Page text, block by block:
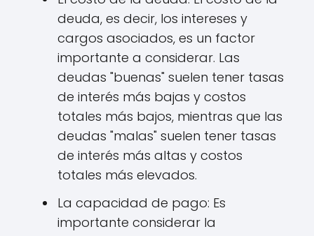
deuda, es decir, los intereses y
cargos asociados, es un factor
importante a considerar. Las
deudas "buenas" suelen tener tasas
de interés más bajas y costos
totales más bajos, mientras que las
deudas "malas" suelen tener tasas
de interés más altas y costos
totales más elevados.
La capacidad de pago: Es
importante considerar la